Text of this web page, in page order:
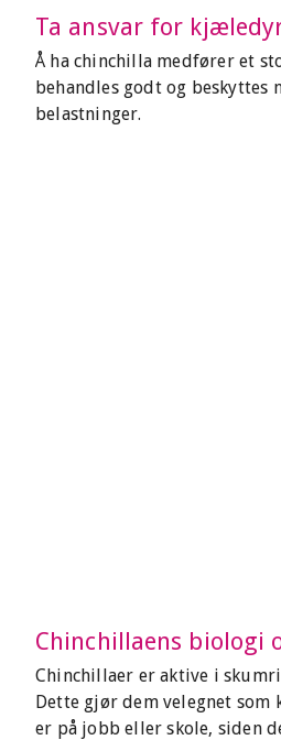
Ta ansvar for
Å ha chinchilla medfører et
behandles godt og beskyttes
belastninger.
Chinchillaens biologi
Chinchillaer er aktive i
Dette gjør dem velegnet
er på jobb eller skole, siden